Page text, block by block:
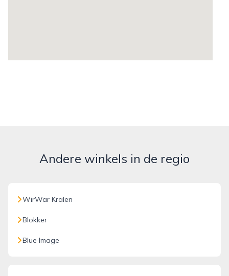
Andere winkels in de regio
WirWar Kralen
Blokker
Blue Image